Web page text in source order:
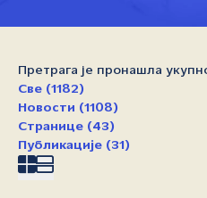
Претрага је пронашла
Све (1182)
Новости (1108)
Странице (43)
Публикације (31)